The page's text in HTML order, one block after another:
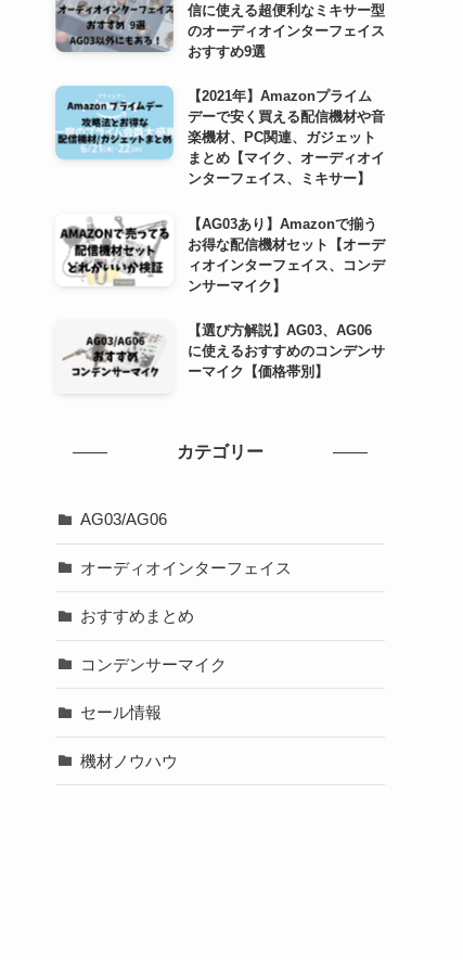
信に使える超便利なミキサー型
のオーディオインターフェイス
おすすめ9選
【2021年】Amazonプライム
デーで安く買える配信機材や音
楽機材、PC関連、ガジェット
まとめ【マイク、オーディオイ
ンターフェイス、ミキサー】
【AG03あり】Amazonで揃う
お得な配信機材セット【オーデ
ィオインターフェイス、コンデ
ンサーマイク】
【選び方解説】AG03、AG06
に使えるおすすめのコンデンサ
ーマイク【価格帯別】
カテゴリー
AG03/AG06
オーディオインターフェイス
おすすめまとめ
コンデンサーマイク
セール情報
機材ノウハウ